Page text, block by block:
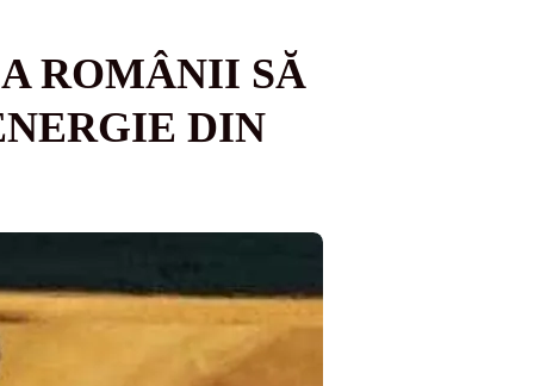
ROMÂNII SĂ
DIN